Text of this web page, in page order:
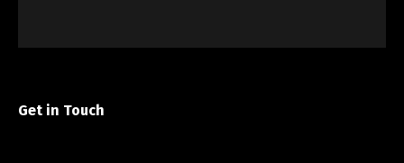
Get in Touch